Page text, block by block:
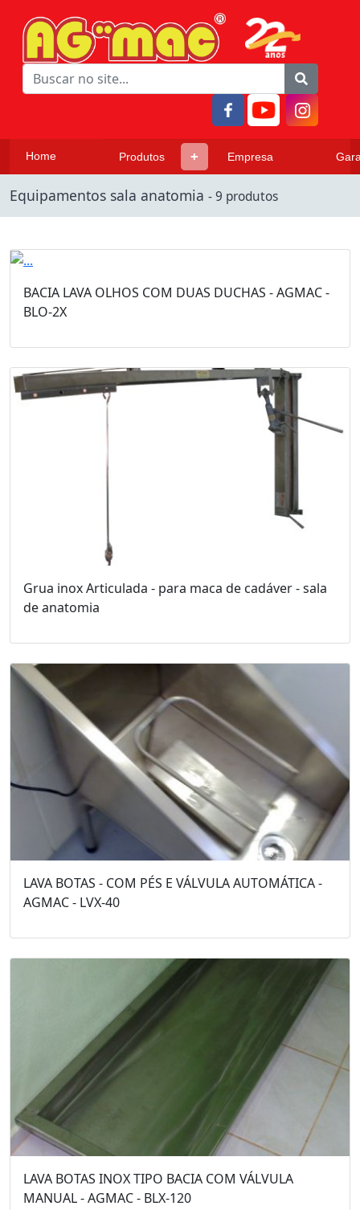
Home Produtos Empresa
Equipamentos sala anatomia - 9 produtos
BACIA LAVA OLHOS COM DUAS DUCHAS - AGMAC -
BLO-2X
Grua inox Articulada - para maca de cadáver - sala
de anatomia
LAVA BOTAS - COM PÉS E VÁLVULA AUTOMÁTICA -
AGMAC - LVX-40
LAVA BOTAS INOX TIPO BACIA COM VÁLVULA
MANUAL - AGMAC - BLX-120